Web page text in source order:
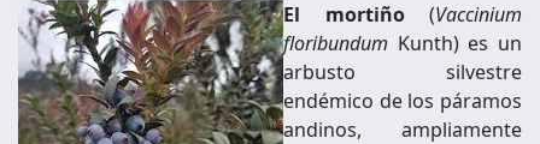
El mortiño(Vaccinium
floribundum Kunth) es un
arbusto silvestre
endémico de los páramos
andinos, ampliamente